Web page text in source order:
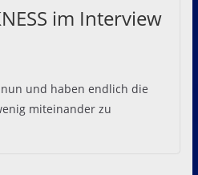
im Interview
und haben endlich die
miteinander zu